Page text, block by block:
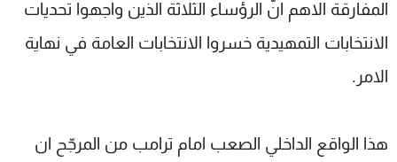
المفارقة الاهم انّ الرؤساء الثلاثة الذين واجهوا تحديات
الانتخابات التمهيدية خسروا الانتخابات العامة في نهاية
الامر.
هذا الواقع الداخلي الصعب امام ترامب من المرجّح ان